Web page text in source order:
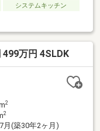
システムキッチン
万円 4SLDK
2
2
月(築30年2ヶ月)